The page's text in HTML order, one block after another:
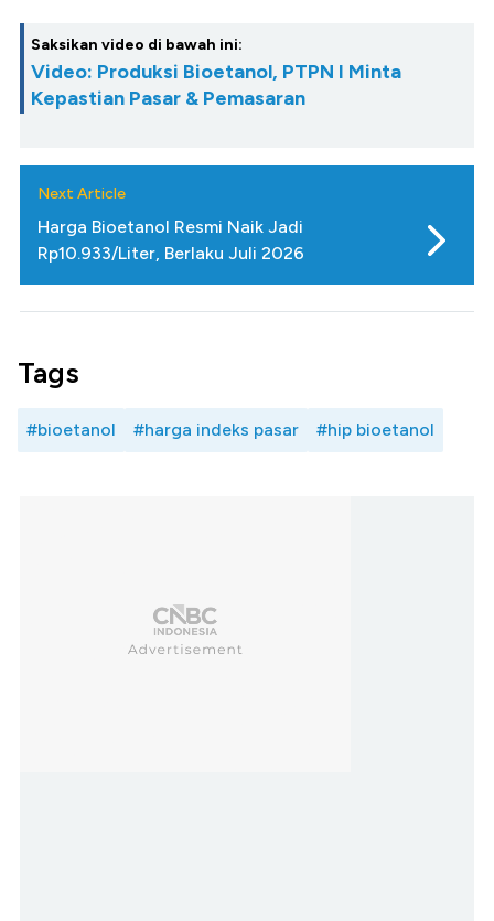
Saksikan video di bawah ini:
Video: Produksi Bioetanol, PTPN I Minta
Kepastian Pasar & Pemasaran
Next Article
Harga Bioetanol Resmi Naik Jadi
Rp10.933/Liter, Berlaku Juli 2026
Tags
#bioetanol #harga indeks pasar #hip bioetanol